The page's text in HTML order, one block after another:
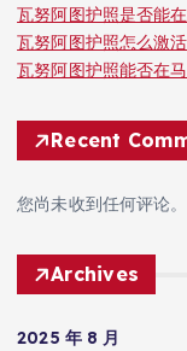
瓦努阿图护照是否能
瓦努阿图护照怎么激活
瓦努阿图护照能否在
Recent
您尚未收到任何评论。
Archives
2025 年 8 月